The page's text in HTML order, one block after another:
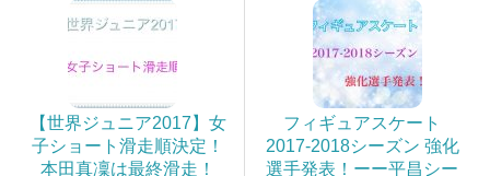
【世界ジュニア2017】女
子ショート滑走順決定！
本田真凜は最終滑走！
フィギュアスケート
2017-2018シーズン 強化
選手発表！ーー平昌シー